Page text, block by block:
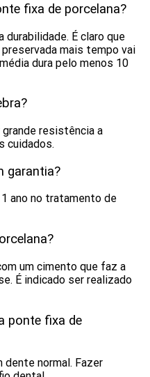
fixa de porcelana?
É claro que
mais tempo vai
dura pelo menos 10
resistência a
cuidados.
garantia?
ano no tratamento de
um cimento que faz a
É indicado ser realizado
ponte fixa de
dente normal. Fazer